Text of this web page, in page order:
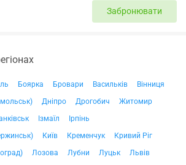
Забронювати
Боярка Бровари Васильків
Вінниця
Дніпро Дрогобич
Житомир
Ізмаїл
Ірпінь
Київ Кременчук
Кривий Ріг
Лозова Лубни Луцьк
Львів